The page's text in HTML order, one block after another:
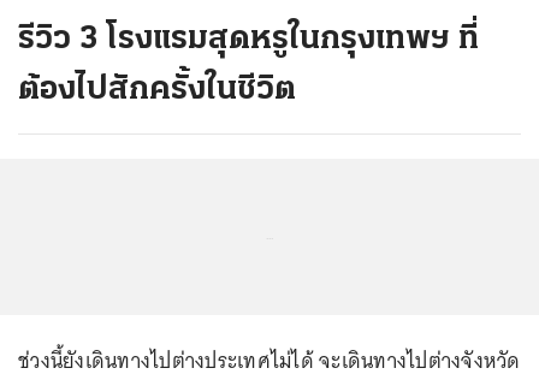
รีวิว 3 โรงแรมสุดหรูในกรุงเทพฯ ที่
ต้องไปสักครั้งในชีวิต
ช่วงนี้ยังเดินทางไปต่างประเทศไม่ได้ จะเดินทางไปต่างจังหวัด